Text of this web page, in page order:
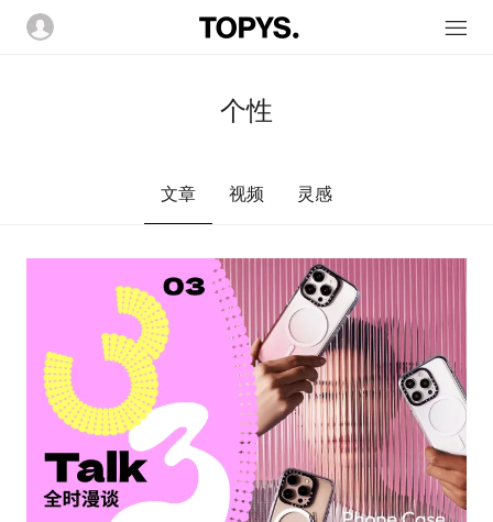
个性
文章 视频 灵感